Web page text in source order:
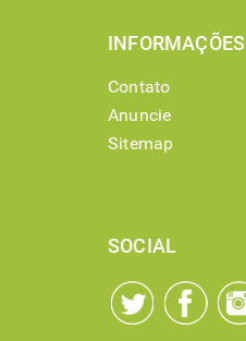
INFORMAÇÕES
Contato
Anuncie
Sitemap
SOCIAL